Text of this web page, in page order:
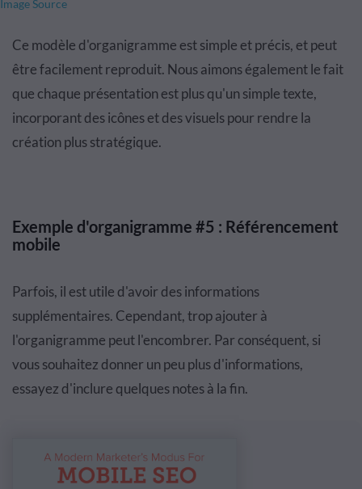
Image Source
Ce modèle d'organigramme est simple et précis, et peut
être facilement reproduit. Nous aimons également le fait
que chaque présentation est plus qu'un simple texte,
incorporant des icônes et des visuels pour rendre la
création plus stratégique.
Exemple d'organigramme #5 : Référencement
mobile
Parfois, il est utile d'avoir des informations
supplémentaires. Cependant, trop ajouter à
l'organigramme peut l'encombrer. Par conséquent, si
vous souhaitez donner un peu plus d'informations,
essayez d'inclure quelques notes à la fin.